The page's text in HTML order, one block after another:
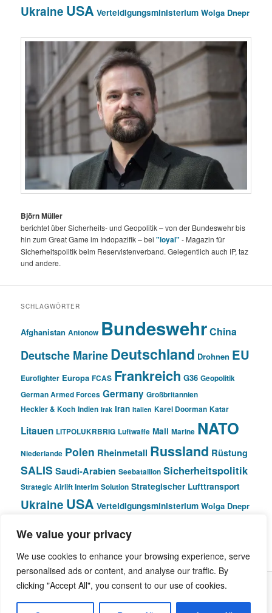
We value your privacy
We use cookies to enhance your browsing experience, serve
personalised ads or content, and analyse our traffic. By
clicking "Accept All", you consent to our use of cookies.
Ukraine USA Verteidigungsministerium Wolga Dnepr
Björn Müller
berichtet über Sicherheits- und Geopolitik – von der Bundeswehr bis
hin zum Great Game im Indopazifik – bei"loyal" - Magazin für
Sicherheitspolitik beim Reservistenverband. Gelegentlich auch IP, taz
und andere.
SCHLAGWÖRTER
Afghanistan Antonow BundeswehrChina
Deutsche MarineDeutschland Drohnen EU
Eurofighter Europa FCAS Frankreich G36 Geopolitik
German Armed Forces Germany Großbritannien
Heckler & Koch Indien Irak Iran Italien Karel Doorman Katar
Litauen LITPOLUKRBRIG Luftwaffe Mali Marine NATO
Niederlande Polen Rheinmetall Russland Rüstung
SALIS Saudi-Arabien Seebataillon Sicherheitspolitik
Strategic Airlift Interim Solution Strategischer Lufttransport
Ukraine USA Verteidigungsministerium Wolga Dnepr
© Pivot Area